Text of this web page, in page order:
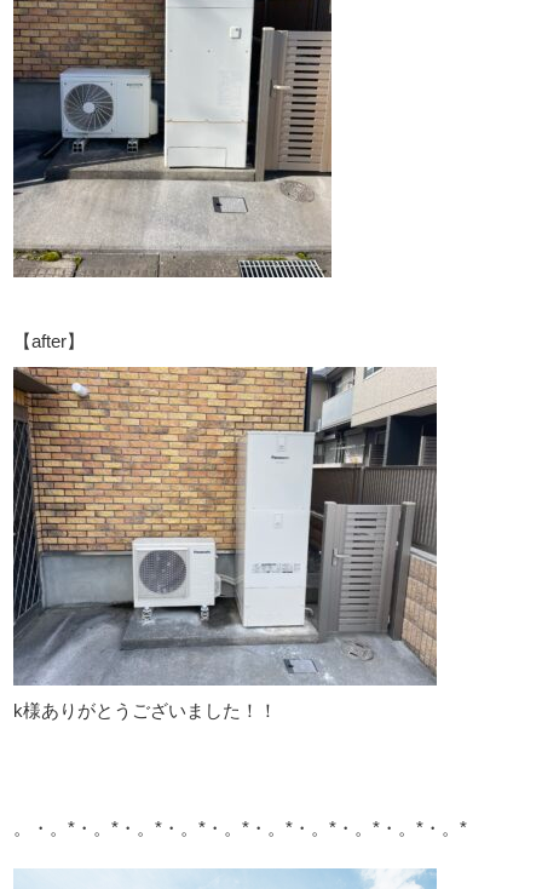
【after】
k様ありがとうございました！！
。・。*・。*・。*・。*・。*・。*・。*・。*・。*・。*